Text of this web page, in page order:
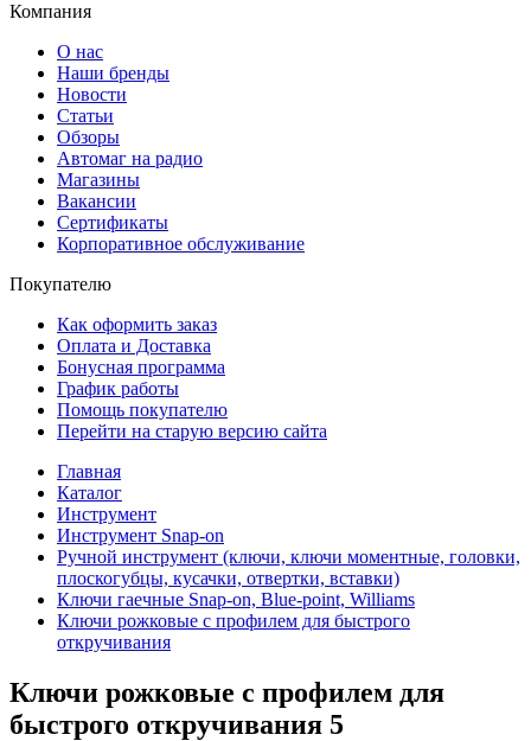
Компания
О нас
Наши бренды
Новости
Статьи
Обзоры
Автомаг на радио
Магазины
Вакансии
Сертификаты
Корпоративное обслуживание
Покупателю
Как оформить заказ
Оплата и Доставка
Бонусная программа
График работы
Помощь покупателю
Перейти на старую версию сайта
Главная
Каталог
Инструмент
Инструмент Snap-on
Ручной инструмент (ключи, ключи моментные, головки,
плоскогубцы, кусачки, отвертки, вставки)
Ключи гаечные Snap-on, Blue-point, Williams
Ключи рожковые с профилем для быстрого
откручивания
Ключи рожковые с профилем для
быстрого откручивания 5